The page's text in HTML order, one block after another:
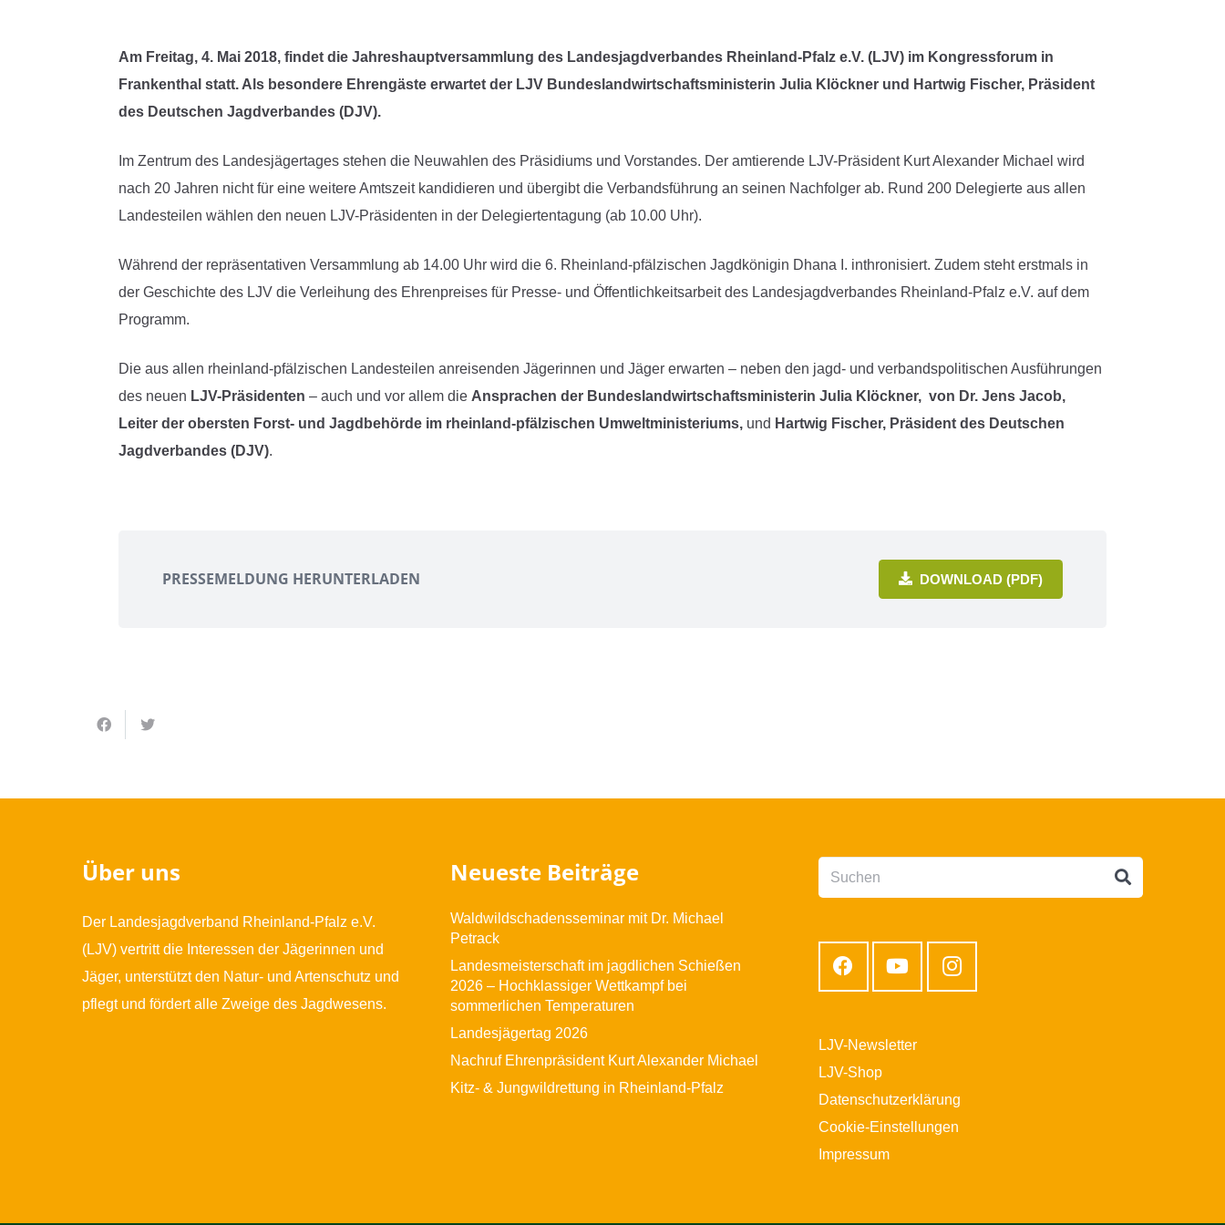
Am Freitag, 4. Mai 2018, findet die Jahreshauptversammlung des Landesjagdverbandes Rheinland-Pfalz e.V. (LJV) im Kongressforum in
Frankenthal statt. Als besondere Ehrengäste erwartet der LJV Bundeslandwirtschaftsministerin Julia Klöckner und Hartwig Fischer, Präsident
des Deutschen Jagdverbandes (DJV).
Im Zentrum des Landesjägertages stehen die Neuwahlen des Präsidiums und Vorstandes. Der amtierende LJV-Präsident Kurt Alexander Michael wird
nach 20 Jahren nicht für eine weitere Amtszeit kandidieren und übergibt die Verbandsführung an seinen Nachfolger ab. Rund 200 Delegierte aus allen
Landesteilen wählen den neuen LJV-Präsidenten in der Delegiertentagung (ab 10.00 Uhr).
Während der repräsentativen Versammlung ab 14.00 Uhr wird die 6. Rheinland-pfälzischen Jagdkönigin Dhana I. inthronisiert. Zudem steht erstmals in
der Geschichte des LJV die Verleihung des Ehrenpreises für Presse- und Öffentlichkeitsarbeit des Landesjagdverbandes Rheinland-Pfalz e.V. auf dem
Programm.
Die aus allen rheinland-pfälzischen Landesteilen anreisenden Jägerinnen und Jäger erwarten – neben den jagd- und verbandspolitischen Ausführungen
des neuen LJV-Präsidenten – auch und vor allem die Ansprachen der Bundeslandwirtschaftsministerin Julia Klöckner, von Dr. Jens Jacob,
Leiter der obersten Forst- und Jagdbehörde im rheinland-pfälzischen Umweltministeriums, und Hartwig Fischer, Präsident des Deutschen
Jagdverbandes (DJV).
PRESSEMELDUNG HERUNTERLADEN DOWNLOAD (PDF)
Über uns
Der Landesjagdverband Rheinland-Pfalz e.V.
(LJV) vertritt die Interessen der Jägerinnen und
Jäger, unterstützt den Natur- und Artenschutz und
pflegt und fördert alle Zweige des Jagdwesens.
Neueste Beiträge
Waldwildschadensseminar mit Dr. Michael
Petrack
Landesmeisterschaft im jagdlichen Schießen
2026 – Hochklassiger Wettkampf bei
sommerlichen Temperaturen
Landesjägertag 2026
Nachruf Ehrenpräsident Kurt Alexander Michael
Kitz- & Jungwildrettung in Rheinland-Pfalz
LJV-Newsletter
LJV-Shop
Datenschutzerklärung
Cookie-Einstellungen
Impressum